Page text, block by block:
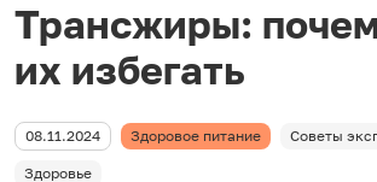
Трансжиры:
их избегать
08.11.2024 Здоровое питание Советы
Здоровье